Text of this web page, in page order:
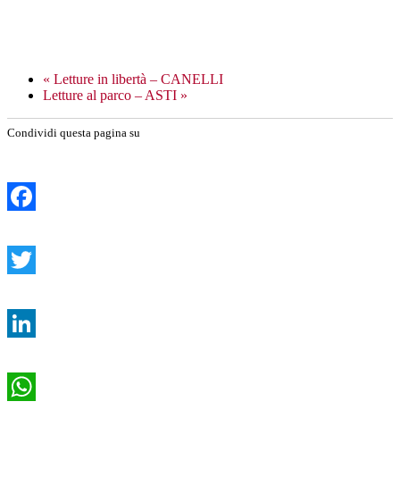
« Letture in libertà – CANELLI
Letture al parco – ASTI »
Condividi questa pagina su